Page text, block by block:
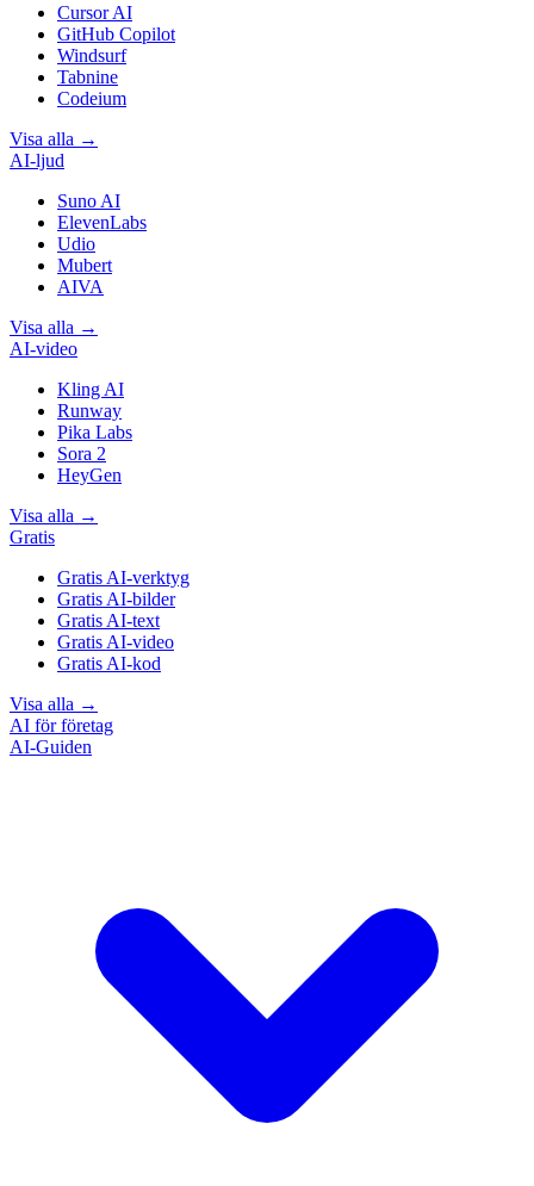
Cursor AI
GitHub Copilot
Windsurf
Tabnine
Codeium
Visa alla →
AI-ljud
Suno AI
ElevenLabs
Udio
Mubert
AIVA
Visa alla →
AI-video
Kling AI
Runway
Pika Labs
Sora 2
HeyGen
Visa alla →
Gratis
Gratis AI-verktyg
Gratis AI-bilder
Gratis AI-text
Gratis AI-video
Gratis AI-kod
Visa alla →
AI för företag
AI-Guiden